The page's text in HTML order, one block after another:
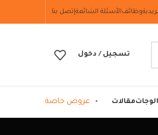
وظائفالأسئلة الشائعةإتصل بنا
تسجيل / دخول
مقالات عروض خاصة